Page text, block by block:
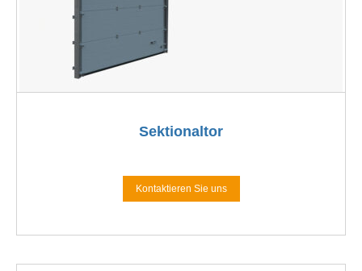
Sektionaltor
Kontaktieren Sie uns